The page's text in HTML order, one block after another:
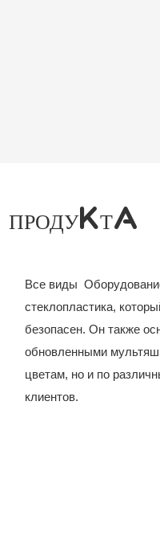
Все виды
стеклопластика,
безопасен. Он также
обновленными
цветам, но и по
клиентов.